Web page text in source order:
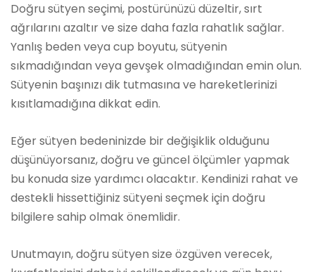
Doğru sütyen seçimi, postürünüzü düzeltir, sırt
ağrılarını azaltır ve size daha fazla rahatlık sağlar.
Yanlış beden veya cup boyutu, sütyenin
sıkmadığından veya gevşek olmadığından emin olun.
Sütyenin başınızı dik tutmasına ve hareketlerinizi
kısıtlamadığına dikkat edin.
Eğer sütyen bedeninizde bir değişiklik olduğunu
düşünüyorsanız, doğru ve güncel ölçümler yapmak
bu konuda size yardımcı olacaktır. Kendinizi rahat ve
destekli hissettiğiniz sütyeni seçmek için doğru
bilgilere sahip olmak önemlidir.
Unutmayın, doğru sütyen size özgüven verecek,